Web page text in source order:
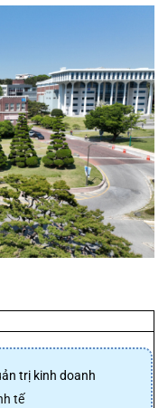
trị kinh doanh
tế